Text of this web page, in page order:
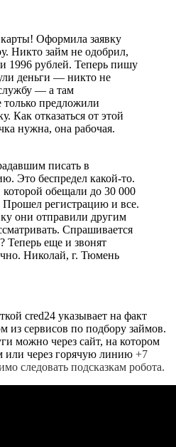
Оформила заявку
Никто займ не одобрил,
1996 рублей. Теперь пишу
деньги — никто не
— а там
только предложили
Как отказаться от этой
нужна, она рабочая.
писать в
Это беспредел какой-то.
обещали до 30 000
Прошел регистрацию и все.
они отправили другим
Спрашивается
Теперь еще и звонят
Николай, г. Тюмень
cred24 указывает на факт
из сервисов по подбору займов.
можно через сайт, на котором
или через горячую линию +7
следовать подсказкам робота.